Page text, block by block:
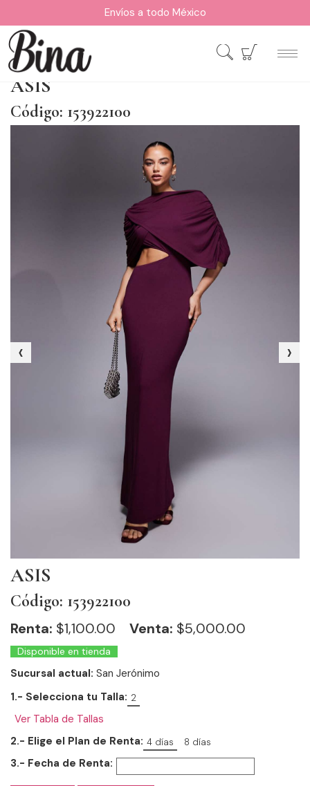
Envíos a todo México
ASIS
Código: 153922100
‹ ›
ASIS
Código: 153922100
Renta: $1,100.00 Venta: $5,000.00
Disponible en tienda
Sucursal actual: San Jerónimo
1.- Selecciona tu Talla: 2
Ver Tabla de Tallas
2.- Elige el Plan de Renta: 4 días 8 días
3.- Fecha de Renta: